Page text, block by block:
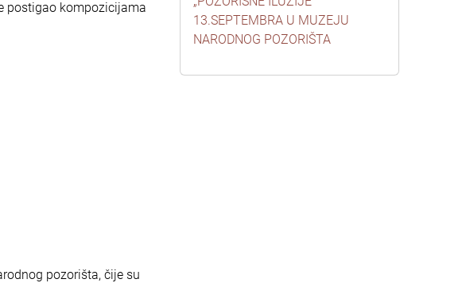
postigao kompozicijama
pozorišta, čije su
13.SEPTEMBRA U MUZEJU
NARODNOG POZORIŠTA